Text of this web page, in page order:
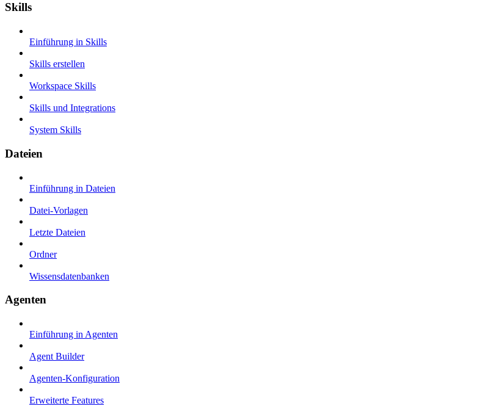
Skills
Einführung in Skills
Skills erstellen
Workspace Skills
Skills und Integrations
System Skills
Dateien
Einführung in Dateien
Datei-Vorlagen
Letzte Dateien
Ordner
Wissensdatenbanken
Agenten
Einführung in Agenten
Agent Builder
Agenten-Konfiguration
Erweiterte Features